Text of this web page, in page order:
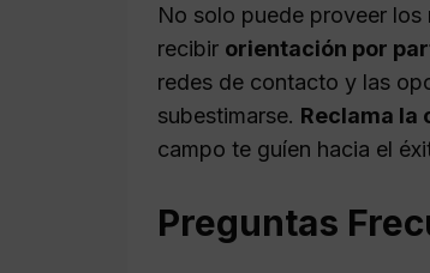
No solo puede proveer
recibir orientación por
redes de contacto y las
subestimarse. Reclama la
campo te guíen hacia el
Preguntas